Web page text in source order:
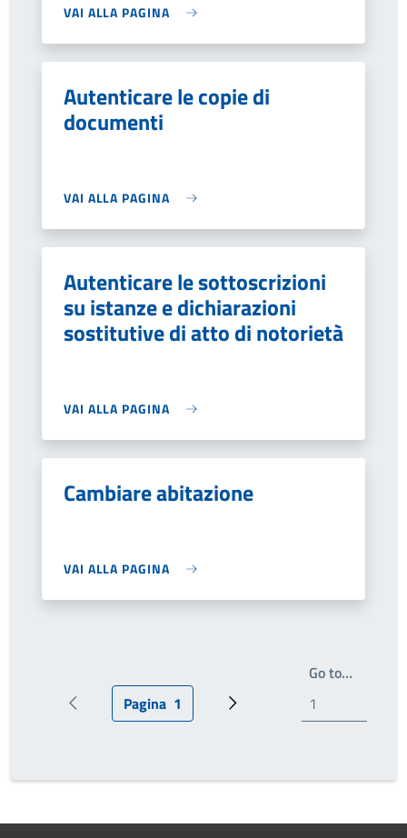
VAI ALLA PAGINA
Autenticare le copie di
documenti
VAI ALLA PAGINA
Autenticare le sottoscrizioni
su istanze e dichiarazioni
sostitutive di atto di notorietà
VAI ALLA PAGINA
Cambiare abitazione
VAI ALLA PAGINA
Pagina precedentePagina attuale
Pagina 1 Prossima pagina
Go to…